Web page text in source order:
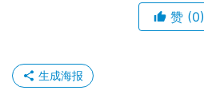
赞 (0)
生成海报